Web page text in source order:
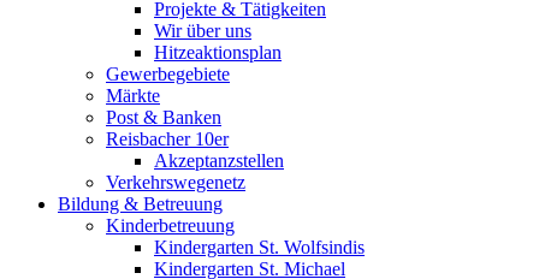
Projekte & Tätigkeiten
Wir über uns
Hitzeaktionsplan
Gewerbegebiete
Märkte
Post & Banken
Reisbacher 10er
Akzeptanzstellen
Verkehrswegenetz
Bildung & Betreuung
Kinderbetreuung
Kindergarten St. Wolfsindis
Kindergarten St. Michael